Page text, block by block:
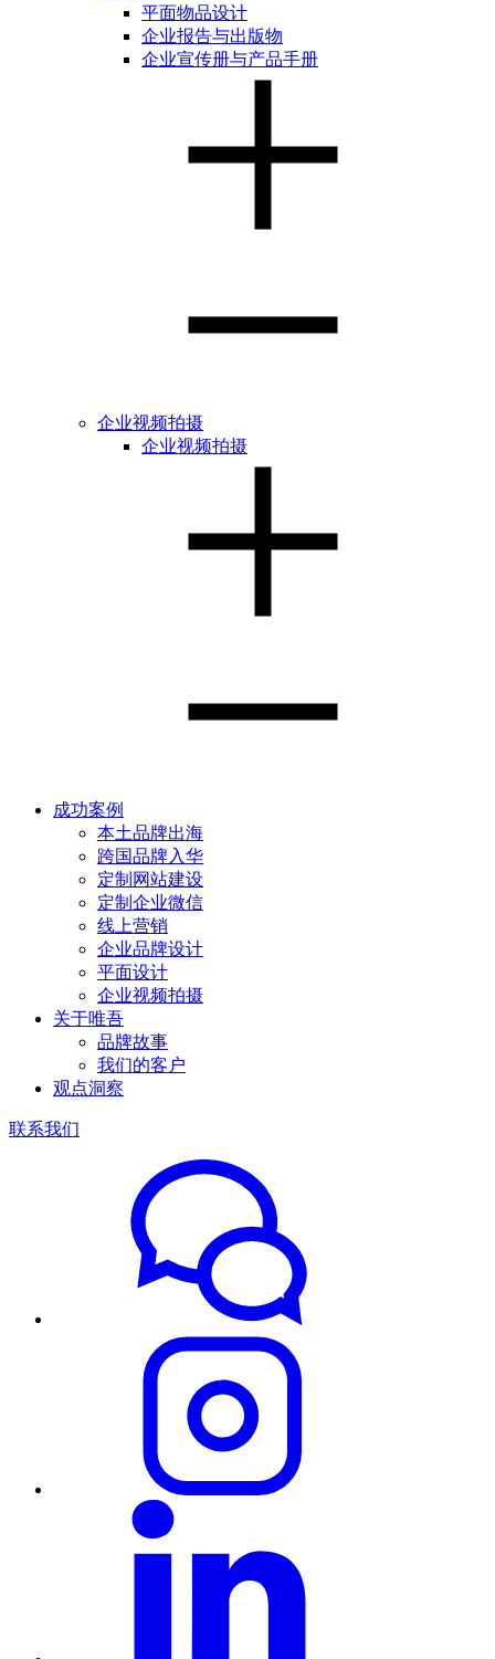
平面物品设计
企业报告与出版物
企业宣传册与产品手册
企业视频拍摄
企业视频拍摄
成功案例
本土品牌出海
跨国品牌入华
定制网站建设
定制企业微信
线上营销
企业品牌设计
平面设计
企业视频拍摄
关于唯吾
品牌故事
我们的客户
观点洞察
联系我们